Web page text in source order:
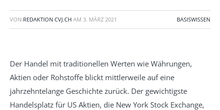
VON REDAKTION CVJ.CH AM 3. MÄRZ 2021 BASISWISSEN
Der Handel mit traditionellen Werten wie Währungen,
Aktien oder Rohstoffe blickt mittlerweile auf eine
jahrzehntelange Geschichte zurück. Der gewichtigste
Handelsplatz für US Aktien, die New York Stock Exchange,